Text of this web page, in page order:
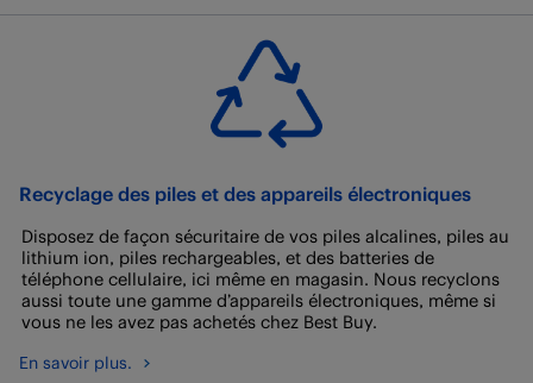
Recyclage des piles et des appareils électroniques
Disposez de façon sécuritaire de vos piles alcalines, piles au
lithium ion, piles rechargeables, et des batteries de
téléphone cellulaire, ici même en magasin. Nous recyclons
aussi toute une gamme d’appareils électroniques, même si
vous ne les avez pas achetés chez Best Buy.
En savoir plus.